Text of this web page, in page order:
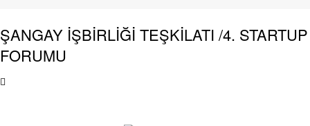
ŞANGAY İŞBİRLİĞİ TEŞKİLATI /4. STARTUP
FORUMU